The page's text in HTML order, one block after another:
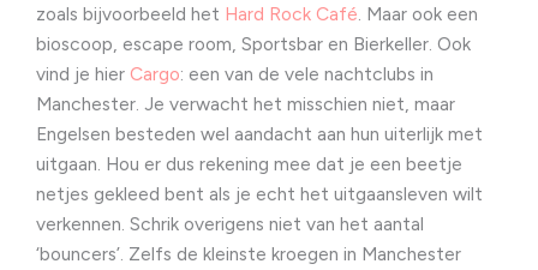
zoals bijvoorbeeld het Hard Rock Café. Maar ook een
bioscoop, escape room, Sportsbar en Bierkeller. Ook
vind je hier Cargo: een van de vele nachtclubs in
Manchester. Je verwacht het misschien niet, maar
Engelsen besteden wel aandacht aan hun uiterlijk met
uitgaan. Hou er dus rekening mee dat je een beetje
netjes gekleed bent als je echt het uitgaansleven wilt
verkennen. Schrik overigens niet van het aantal
‘bouncers’. Zelfs de kleinste kroegen in Manchester